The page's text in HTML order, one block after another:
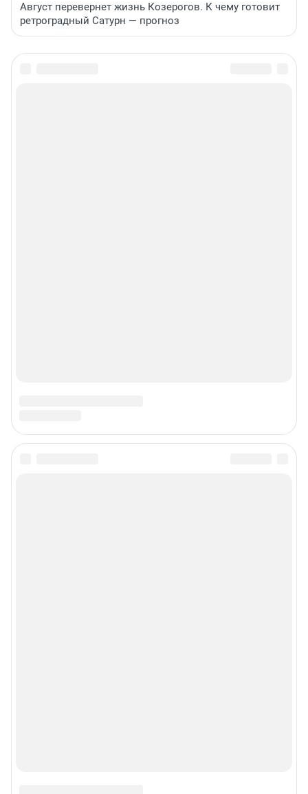
Август перевернет жизнь Козерогов. К чему готовит
ретроградный Сатурн — прогноз